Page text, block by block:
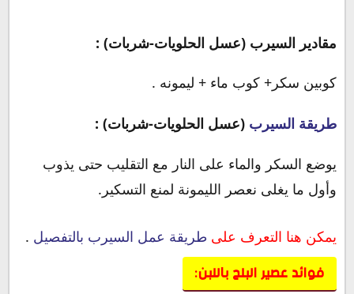
مقادير السيرب (عسل الحلويات-شربات) :
كوبين سكر+ كوب ماء + ليمونه .
طريقة السيرب (عسل الحلويات-شربات) :
يوضع السكر والماء على النار مع التقليب حتى يذوب
وأول ما يغلى نعصر الليمونة لمنع التسكير.
يمكن هنا التعرف على طريقة عمل السيرب بالتفصيل .
فوائد عصير البلح باللبن: